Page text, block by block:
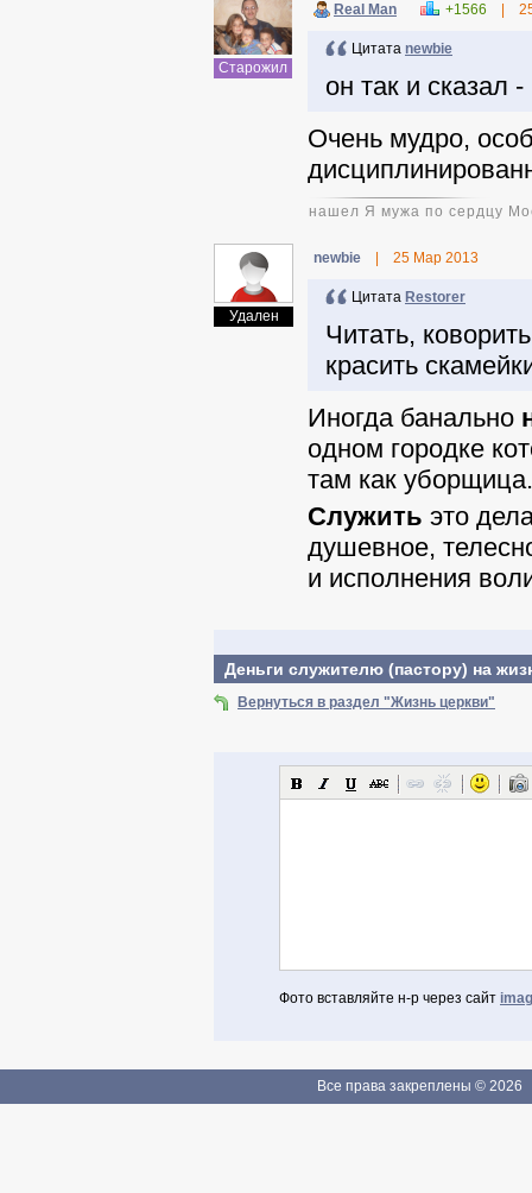
Старожил
Real Man +1566
Цитата newbie
он так и сказал
Очень мудро,
нашел Я мужа по сердцу
Удален
newbie 25 Мар 2013
Цитата Restorer
Читать,
красить
Иногда банально
одном городке
там как уборщица.
Служить это
душевное,
и исполнения
Деньги служителю (пастору) на
Вернуться в раздел "Жизнь церкви"
Фото вставляйте н-р через сайт
Если Вы зарегистрированы
Все права закреплены © 2026